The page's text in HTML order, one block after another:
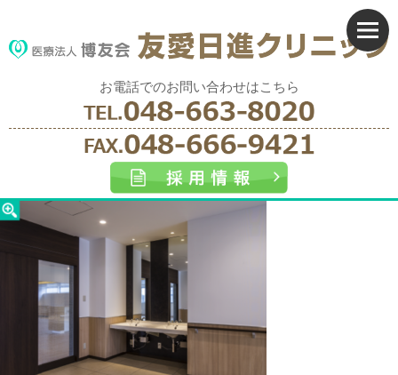
お電話でのお問い合わせはこちら